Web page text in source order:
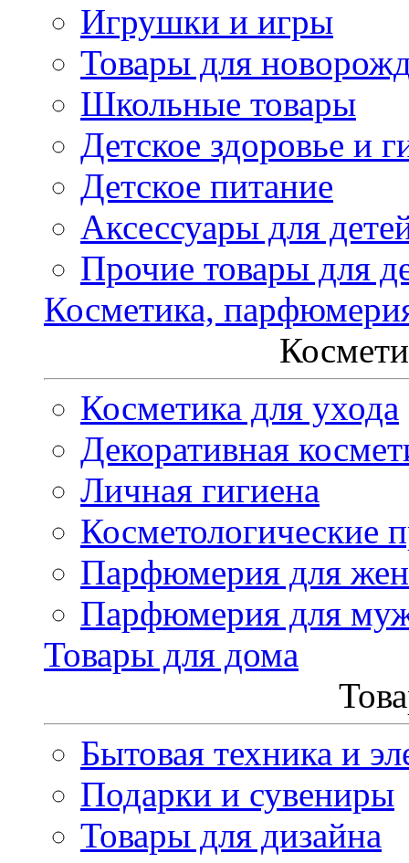
Игрушки и игры
Товары для
Школьные товары
Детское здоровье и
Детское питание
Аксессуары для
Прочие товары для
Косметика,
Косметика для ухода
Декоративная
Личная гигиена
Косметологические
Парфюмерия для
Парфюмерия для
Товары для дома
Бытовая техника и
Подарки и сувениры
Товары для дизайна